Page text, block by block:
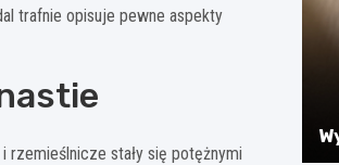
trafnie opisuje pewne aspekty
rzemieślnicze stały się potężnymi